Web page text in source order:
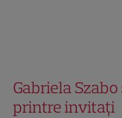
Gabriela
printre invitați